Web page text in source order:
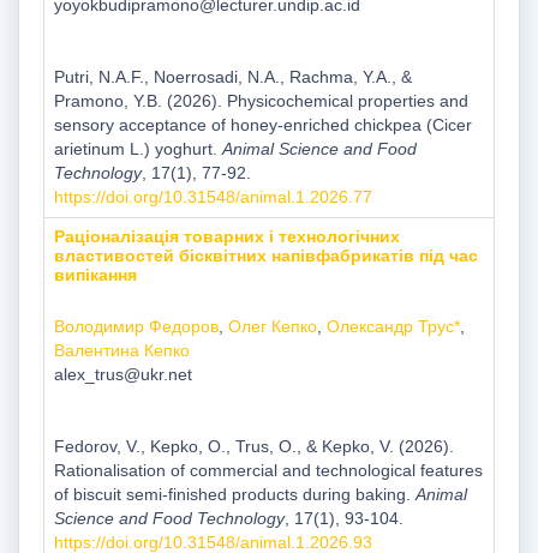
yoyokbudipramono@lecturer.undip.ac.id
Putri, N.A.F., Noerrosadi, N.A., Rachma, Y.A., &
Pramono, Y.B. (2026). Physicochemical properties and
sensory acceptance of honey-enriched chickpea (Cicer
arietinum L.) yoghurt. Animal Science and Food
Technology, 17(1), 77-92.
https://doi.org/10.31548/animal.1.2026.77
Раціоналізація товарних і технологічних
властивостей бісквітних напівфабрикатів під час
випікання
Володимир Федоров, Олег Кепко, Олександр Трус*,
Валентина Кепко
alex_trus@ukr.net
Fedorov, V., Kepko, О., Trus, O., & Kepko, V. (2026).
Rationalisation of commercial and technological features
of biscuit semi-finished products during baking. Animal
Science and Food Technology, 17(1), 93-104.
https://doi.org/10.31548/animal.1.2026.93